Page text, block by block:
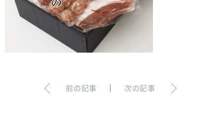
お問い合わせ ログイン
犬の無添加おやつ｜gibi∞one
前の記事 ｜ 次の記事